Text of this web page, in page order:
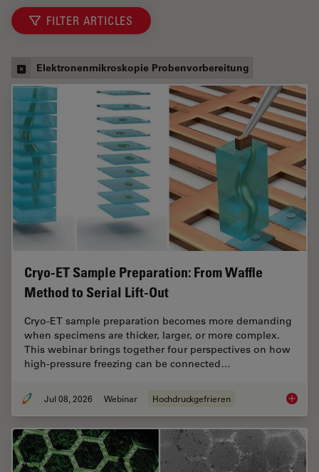
FILTER ARTICLES
Elektronenmikroskopie Probenvorbereitung
Cryo-ET Sample Preparation: From Waffle
Method to Serial Lift-Out
Cryo-ET sample preparation becomes more demanding
when specimens are thicker, larger, or more complex.
This webinar brings together four perspectives on how
high-pressure freezing can be connected…
Jul 08, 2026 Webinar Hochdruckgefrieren Cryo-